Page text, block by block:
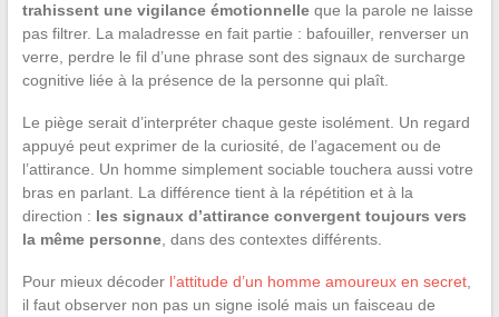
trahissent une vigilance émotionnelleque la parole ne laisse
pas filtrer. La maladresse en fait partie : bafouiller, renverser un
verre, perdre le fil d’une phrase sont des signaux de surcharge
cognitive liée à la présence de la personne qui plaît.
Le piège serait d’interpréter chaque geste isolément. Un regard
appuyé peut exprimer de la curiosité, de l’agacement ou de
l’attirance. Un homme simplement sociable touchera aussi votre
bras en parlant. La différence tient à la répétition et à la
direction : les signaux d’attirance convergent toujours vers
la même personne, dans des contextes différents.
Pour mieux décoder l’attitude d’un homme amoureux en secret,
il faut observer non pas un signe isolé mais un faisceau de